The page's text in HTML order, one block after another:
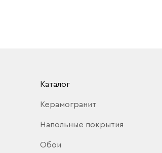
Каталог
Керамогранит
Напольные покрытия
Обои